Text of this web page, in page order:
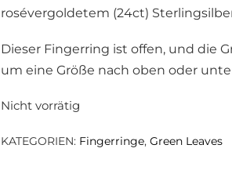
rosévergoldetem (24ct)
Dieser Fingerring ist offen, und die
um eine Größe nach oben oder
Nicht vorrätig
KATEGORIEN: Fingerringe,Green Leaves